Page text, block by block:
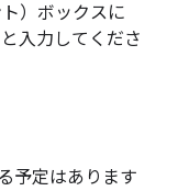
）ボックスに
と入力してくださ
予定はあります